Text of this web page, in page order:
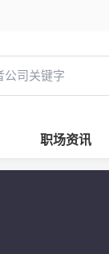
职场资讯